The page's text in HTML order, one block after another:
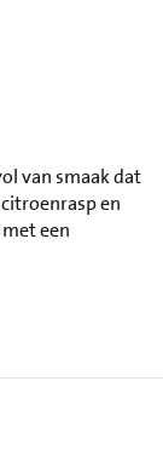
van smaak dat
en
een